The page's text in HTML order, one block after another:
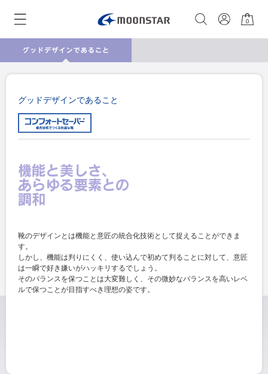
0
グッドデザインであること
靴のデザインとは機能と意匠の統合化技術として捉えることができま
す。
しかし、機能は判りにくく、使い込んで初めて判ることに対して、意匠
は一瞬で好き嫌いがハッキリするでしょう。
そのバランスを保つことは大変難しく、その微妙なバランスを高いレベ
ルで保つことが目指すべき理想の姿です。